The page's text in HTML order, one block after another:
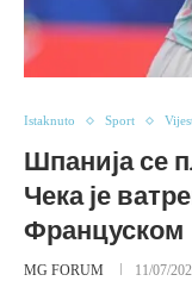
Istaknuto Sport
Шпанија се
Чека је
Француском
MG FORUM 11/07/